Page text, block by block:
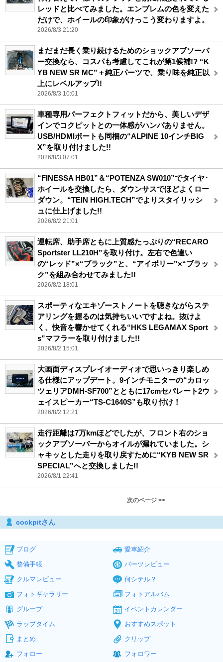
レッドと比べてみました。エンブレムの色を変えた
だけで、ホイールの印象がけっこう変わりますよ。
2026/8/3 21:20
まだまだ長く乗り続けるためのショックアブソーバ
ー交換なら、コスパも考慮してこれが第1候補!? “K
YB NEW SR MC”＋純正パーツで、乗り味を純正以
上にレベルアップ!!
2026/8/3 10:01
車種専用パーフェクトフィットだから、美しいデザ
インでコクピットとの一体感がハンパありません。
USB/HDMIポートも同梱の“ALPINE 10インチBIG
X”を取り付けました!!
2026/8/3 07:01
“FINESSA HB01”＆“POTENZA SW010”でタイヤ･
ホイールを交換したら、ダウンサスでほどよくロー
ダウン。“TEIN HIGH.TECH”でよりスタイリッシ
ュに仕上げました!!
2026/8/2 21:01
運転席、助手席ともに上質感たっぷりの“RECARO
Sportster LL210H”を取り付け。左右で色違い
の“レッド”×“ブラック”と、“アイボリー”×“ブラッ
ク”を組み合わせてみました!!
2026/8/2 18:01
スポーティなエキゾーストノートを聴きながらステ
アリングを握るのは気持ちいいですよね。抜けよ
く、快音を響かせてくれる“HKS LEGAMAX Sport
s”マフラーを取り付けました!!
2026/8/2 15:01
大画面ディスプレイオーディオで思いっきり楽しめ
る仕様にアップデート。9インチモニターの“カロッ
ツェリアDMH-SF700”とともに17cmセパレート2ウ
ェイスピーカー“TS-C1640S”も取り付け！
2026/8/2 12:21
走行距離は7万kmほどでしたが、フロント右のショ
ックアブソーバーからオイルが漏れていました。シ
ャキッとした走りを取り戻すために“KYB NEW SR
SPECIAL”へと交換しました!!
2026/8/1 22:41
次のページ >>
cockpitさん
ブログ
愛車紹介
整備手帳
パーツレビュー
クルマレビュー
何シテル？
フォトギャラリー
フォトアルバム
グループ
イベントカレンダー
ラップタイム
おすすめスポット
まとめ
クリップ
フォロー
フォロワー